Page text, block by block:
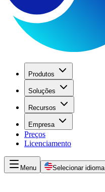
Produtos
Soluções
Recursos
Empresa
Preços
Licenciamento
Menu Selecionar idioma